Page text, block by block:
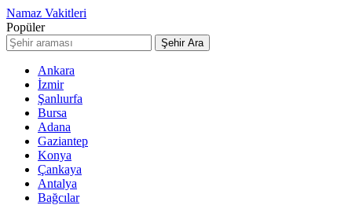
Namaz Vakitleri
Popüler
Şehir Ara
Ankara
İzmir
Şanlıurfa
Bursa
Adana
Gaziantep
Konya
Çankaya
Antalya
Bağcılar